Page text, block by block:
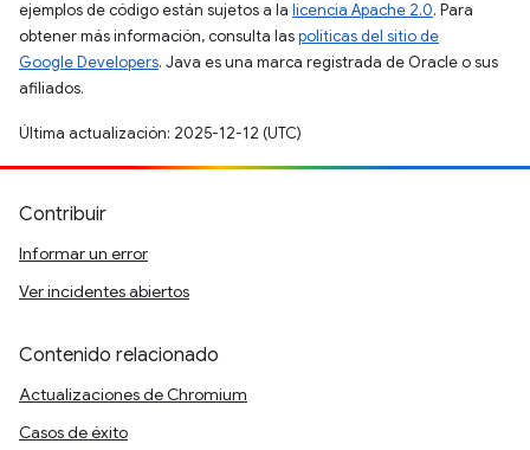
ejemplos de código están sujetos a la licencia Apache 2.0. Para
obtener más información, consulta laspolíticas del sitio de
Google Developers. Java es una marca registrada de Oracle o sus
afiliados.
Última actualización: 2025-12-12 (UTC)
Contribuir
Informar un error
Ver incidentes abiertos
Contenido relacionado
Actualizaciones de Chromium
Casos de éxito